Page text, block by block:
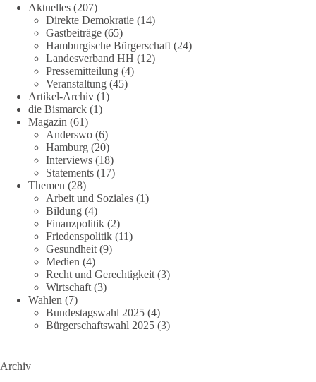
Aktuelles (207)
Direkte Demokratie (14)
Gastbeiträge (65)
Hamburgische Bürgerschaft (24)
Landesverband HH (12)
Pressemitteilung (4)
Veranstaltung (45)
Artikel-Archiv (1)
die Bismarck (1)
Magazin (61)
Anderswo (6)
Hamburg (20)
Interviews (18)
Statements (17)
Themen (28)
Arbeit und Soziales (1)
Bildung (4)
Finanzpolitik (2)
Friedenspolitik (11)
Gesundheit (9)
Medien (4)
Recht und Gerechtigkeit (3)
Wirtschaft (3)
Wahlen (7)
Bundestagswahl 2025 (4)
Bürgerschaftswahl 2025 (3)
Archiv